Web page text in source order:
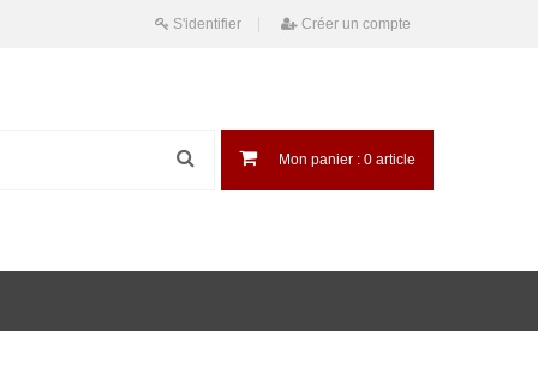
S'identifier Créer un compte
Mon panier : 0 article